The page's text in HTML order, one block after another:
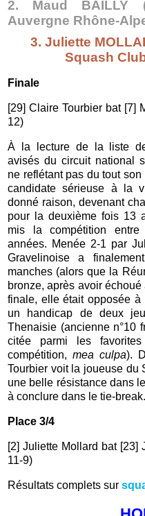
2. Maud BAILLY
Auvergne Rhône-
3. Juliette
Squash
Finale
[29] Claire Tourbier bat [7]
12)
À la lecture de la liste
avisés du circuit national
ne reflétant pas du tout
candidate sérieuse à la
donné raison, devenant
pour la deuxième fois 13
mis la compétition entre
années. Menée 2-1 par
Gravelinoise a
manches (alors que la
bronze, après avoir
finale, elle était opposée
un handicap de deux
Thenaisie (ancienne n°10
citée parmi les
compétition, mea culpa).
Tourbier voit la joueuse du
une belle résistance dans
à conclure dans le tie-break.
Place 3/4
[2] Juliette Mollard bat [23]
11-9)
Résultats complets sur